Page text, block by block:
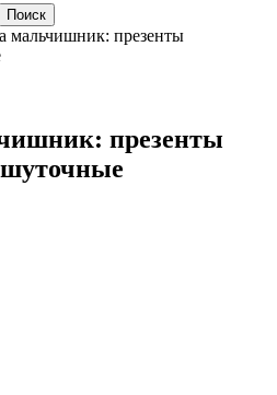
мальчишник: презенты
презенты